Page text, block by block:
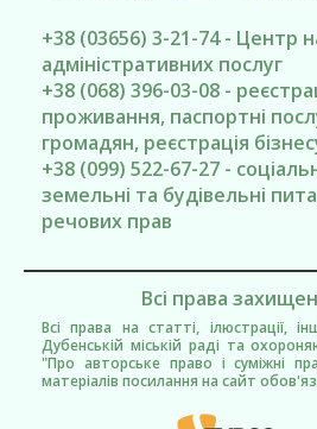
+38 (03656) 3-21-74 - Центр
адміністративних послуг
+38 (068) 396-03-08 -
проживання, паспортні
громадян, реєстрація
+38 (099) 522-67-27 -
земельні та будівельні
речових прав
Всі права
Всі права на статті, ілюстрації,
Дубенській міській раді та
"Про авторське право і суміжні
матеріалів посилання на сайт